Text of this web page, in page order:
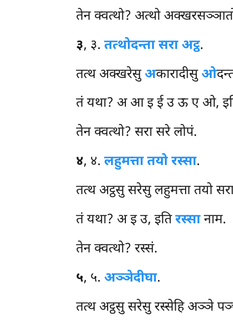
तेन क्वत्थो? अत्थो
३, ३.तत्थोदन्ता सरा अट्ठ.
तत्थ अक्खरेसु अकारादीसु ओ
तं यथा? अ आ इ ई उ ऊ ए ओ,
तेन क्वत्थो? सरा सरे लोपं.
४, ४.लहुमत्ता तयो रस्सा.
तत्थ अट्ठसु सरेसु लहुमत्ता तयो सरा
तं यथा? अ इ उ, इतिरस्सानाम.
तेन क्वत्थो? रस्सं.
५, ५. अञ्ञेदीघा.
तत्थ अट्ठसु सरेसु रस्सेहि अञ्ञे